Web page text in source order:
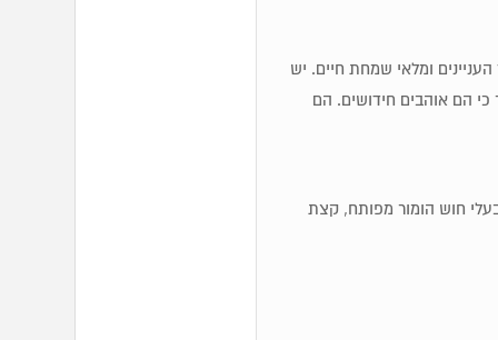
העניינים ומלאי שמחת חיים. יש
כי הם אוהבים חידושים. הם
בעלי חוש הומור מפותח, קצת